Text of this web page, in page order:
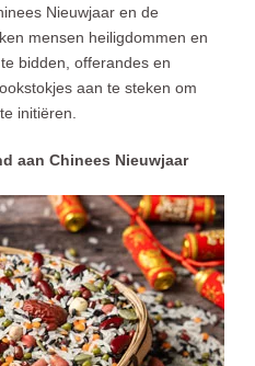
Nieuwjaar en de
mensen heiligdommen en
bidden, offerandes en
aan te steken om
initiëren.
aan Chinees Nieuwjaar